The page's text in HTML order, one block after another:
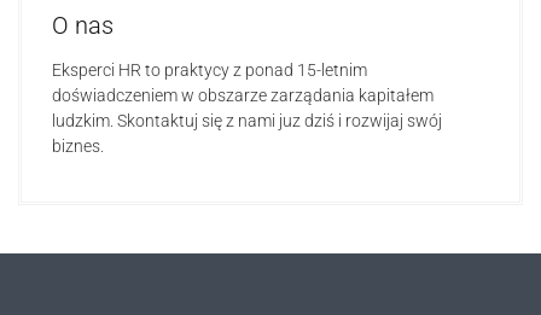
O nas
Eksperci HR to praktycy z ponad 15-letnim
doświadczeniem w obszarze zarządania kapitałem
ludzkim. Skontaktuj się z nami juz dziś i rozwijaj swój
biznes.